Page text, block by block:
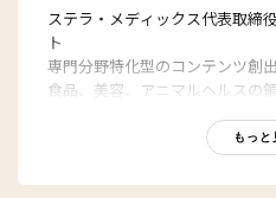
ステラ・メディックス代表取
ト
専門分野特化型のコンテンツ創
食品、美容、アニマルヘルスの
聞社グループの日経BP社におい
イオテク」「日経ビジネス」の
ポータルサイト最大手のエムス
もっと